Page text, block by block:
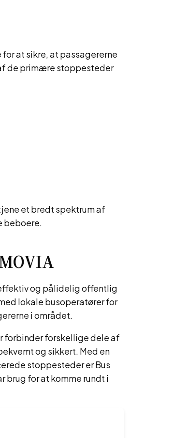
at sikre, at passagererne
de primære stoppesteder
et bredt spektrum af
beboere.
og pålidelig offentlig
lokale busoperatører for
i området.
forbinder forskellige dele af
og sikkert. Med en
stoppesteder er Bus
brug for at komme rundt i